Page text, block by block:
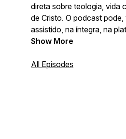
direta sobre teologia, vida
de Cristo. O podcast pode,
assistido, na íntegra, na
vídeos TEOmídia.
Show More
All Episodes